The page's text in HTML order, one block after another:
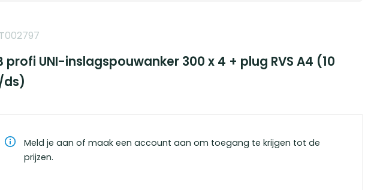
profi UNI-inslagspouwanker 300 x 4 + plug RVS A4 (10
Meld je aan of maak een account aan om toegang te krijgen tot de
prijzen.